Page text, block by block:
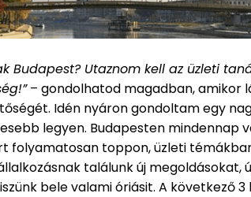
Budapest? Utaznom kell az üzleti
– gondolhatod magadban, amikor
Idén nyáron gondoltam egy
legyen. Budapesten mindennap
folyamatosan toppon, üzleti
találunk új megoldásokat,
bele valami óriásit. A következő